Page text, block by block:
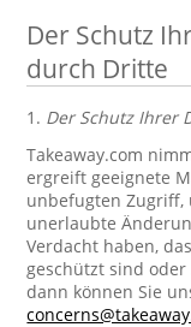
Der Schutz
durch Dritte
1. Der Schutz Ihrer
Takeaway.com
ergreift geeignete
unbefugten
unerlaubte
Verdacht haben,
geschützt sind
dann können Sie